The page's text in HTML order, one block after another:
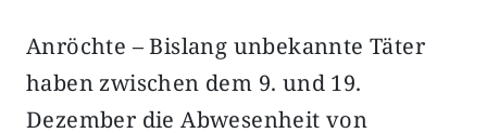
Anröchte – Bislang unbekannte Täter
haben zwischen dem 9. und 19.
Dezember die Abwesenheit von